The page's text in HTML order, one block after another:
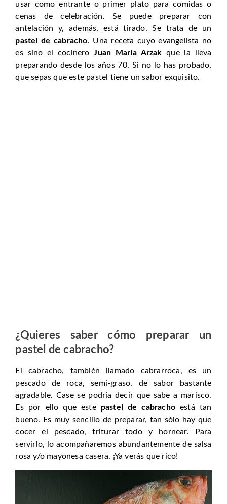
usar como entrante o primer plato para comidas o
cenas de celebración. Se puede preparar con
antelación y, además, está tirado. Se trata de un
pastel de cabracho. Una receta cuyo evangelista no
es sino el cocineroJuan María Arzak que la lleva
preparando desde los años 70. Si no lo has probado,
que sepas que este pastel tiene un sabor exquisito.
¿Quieres saber cómo preparar un
pastel de cabracho?
El cabracho, también llamado cabrarroca, es un
pescado de roca, semi-graso, de sabor bastante
agradable. Case se podría decir que sabe a marisco.
Es por ello que este pastel de cabracho está tan
bueno. Es muy sencillo de preparar, tan sólo hay que
cocer el pescado, triturar todo y hornear. Para
servirlo, lo acompañaremos abundantemente de salsa
rosa y/o mayonesa casera. ¡Ya verás que rico!